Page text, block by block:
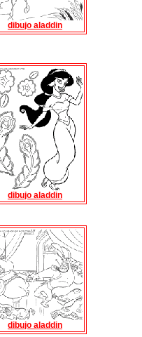
dibujo aladdin
dibujo aladdin
dibujo aladdin